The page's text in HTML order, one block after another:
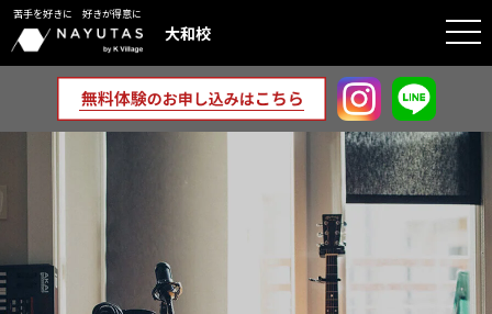
苦手を好きに 好きが得意に
大和校